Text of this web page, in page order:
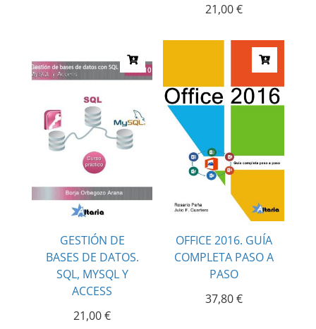
21,00€
GESTIÓN DE
BASES DE DATOS.
SQL, MYSQL Y
ACCESS
21,00€
OFFICE 2016. GUÍA
COMPLETA PASO A
PASO
37,80€